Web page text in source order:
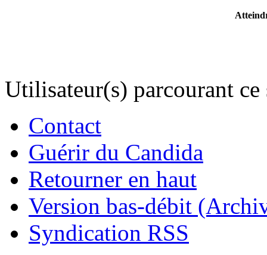
Utilisateur(s) parcourant
Contact
Guérir du Candida
Retourner en haut
Version bas-débit
Syndication RSS